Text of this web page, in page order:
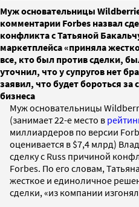
Муж основательницы
комментарии Forbes назвал
конфликта с Татьяной
маркетплейса «приняла
все, кто был против сделки,
уточнил, что у супругов нет
заявил, что будет бороться за
бизнеса
Муж основательницы
(занимает 22-е место в
миллиардеров по версии
оценивается в $7,4 млрд)
сделку с Russ причиной
Forbes. По его словам,
жесткое и единоличное
сделки, «из компании